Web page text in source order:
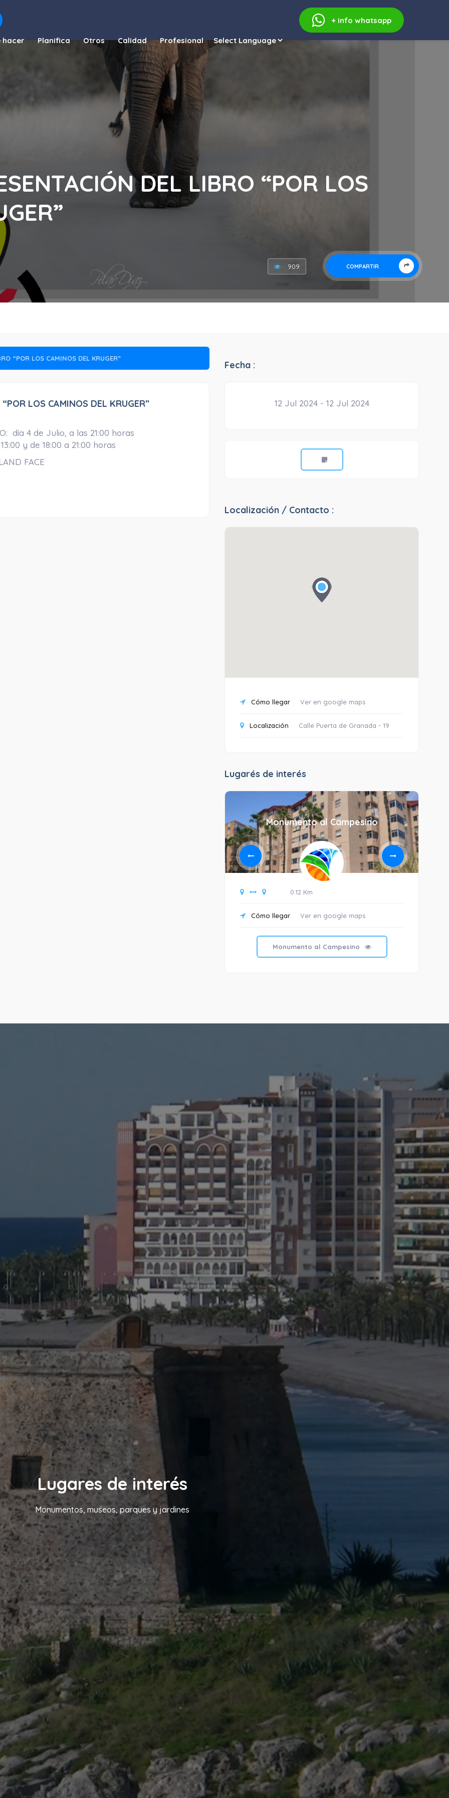
+ info whatsapp
hacer Planifica Otros Calidad Profesional
DEL LIBRO “POR LOS
COMPARTIR
909
“POR LOS CAMINOS DEL KRUGER”
LOS CAMINOS DEL KRUGER”
día 4 de Julio, a las 21:00 horas
y de 18:00 a 21:00 horas
FACE
Fecha :
12 Jul 2024 - 12 Jul 2024
Localización / Contacto :
Cómo llegar Ver en google maps
Localización Calle Puerta de Granada - 19
Lugarés de interés
Monumento al Campesino
0.12 Km
Cómo llegar Ver en google maps
Monumento al Campesino
Lugares de interés
Monumentos, museos, parques y jardines